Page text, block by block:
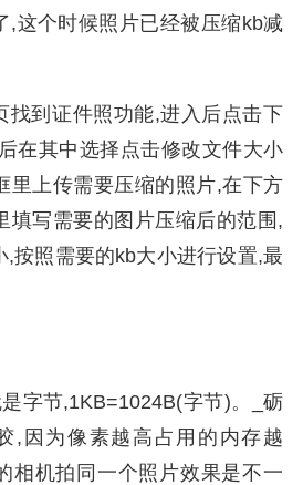
,这个时候照片已经被压缩kb减
找到证件照功能,进入后点击下
在其中选择点击修改文件大小
里上传需要压缩的照片,在下方
填写需要的图片压缩后的范围,
,按照需要的kb大小进行设置,最
字节,1KB=1024B(字节)。_砺
,因为像素越高占用的内存越
相机拍同一个照片效果是不一